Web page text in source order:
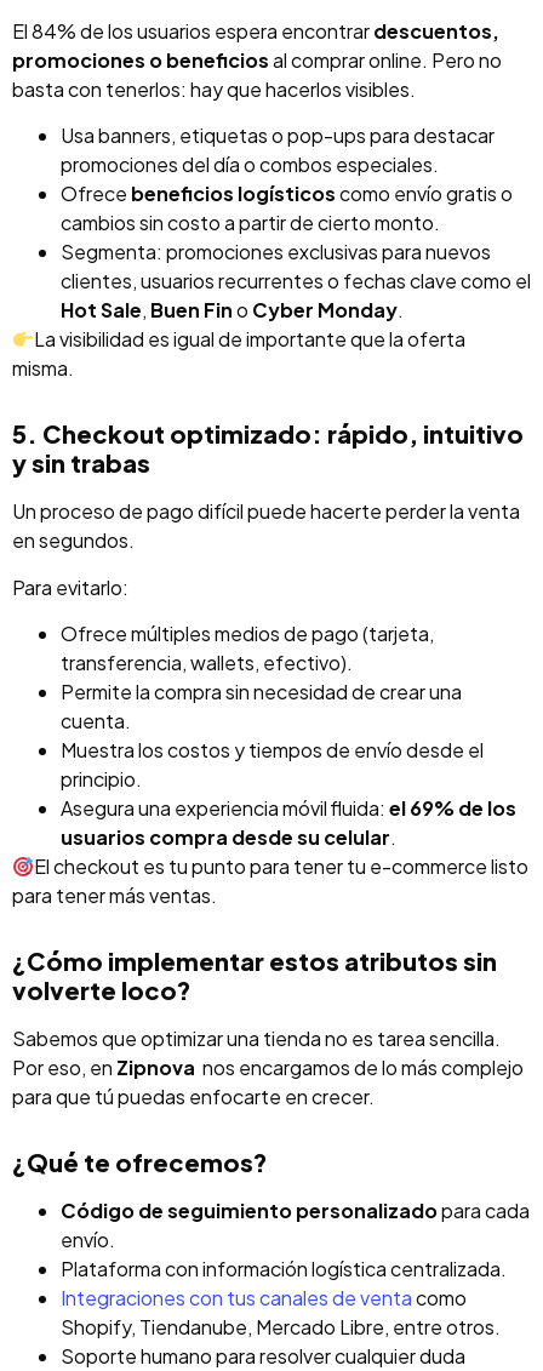
El 84% de los usuarios espera encontrardescuentos,
promociones o beneficiosal comprar online. Pero no
basta con tenerlos: hay que hacerlos visibles.
Usa banners, etiquetas o pop-ups para destacar
promociones del día o combos especiales.
Ofrece beneficios logísticoscomo envío gratis o
cambios sin costo a partir de cierto monto.
Segmenta: promociones exclusivas para nuevos
clientes, usuarios recurrentes o fechas clave como el
Hot Sale, Buen Fino Cyber Monday.
La visibilidad es igual de importante que la oferta
misma.
5. Checkout optimizado: rápido, intuitivo
y sin trabas
Un proceso de pago difícil puede hacerte perder la venta
en segundos.
Para evitarlo:
Ofrece múltiples medios de pago (tarjeta,
transferencia, wallets, efectivo).
Permite la compra sin necesidad de crear una
cuenta.
Muestra los costos y tiempos de envío desde el
principio.
Asegura una experiencia móvil fluida: el 69% de los
usuarios compra desde su celular.
El checkout es tu punto para tener tu e-commerce listo
para tener más ventas.
¿Cómo implementar estos atributos sin
volverte loco?
Sabemos que optimizar una tienda no es tarea sencilla.
Por eso, en Zipnova nos encargamos de lo más complejo
para que tú puedas enfocarte en crecer.
¿Qué te ofrecemos?
Código de seguimiento personalizadopara cada
envío.
Plataforma con información logística centralizada.
Integraciones con tus canales de ventacomo
Shopify, Tiendanube, Mercado Libre, entre otros.
Soporte humano para resolver cualquier duda